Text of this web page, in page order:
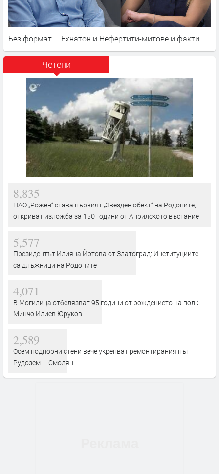
Без формат – Ехнатон и Нефертити-митове и факти
Четени
8,835
НАО „Рожен“ става първият „Звезден обект“ на Родопите,
откриват изложба за 150 години от Априлското въстание
5,577
Президентът Илияна Йотова от Златоград: Институциите
са длъжници на Родопите
4,071
В Могилица отбелязват 95 години от рождението на полк.
Минчо Илиев Юруков
2,589
Осем подпорни стени вече укрепват ремонтирания път
Рудозем – Смолян